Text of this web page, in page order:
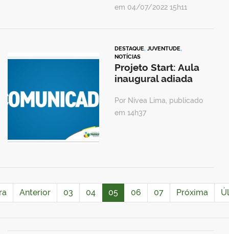
em 04/07/2022 15h11
DESTAQUE, JUVENTUDE,
NOTÍCIAS
Projeto Start: Aula
inaugural adiada
Por Nívea Lima, publicado
em 14h37
Anterior 03 04 05 06 07 Próxima